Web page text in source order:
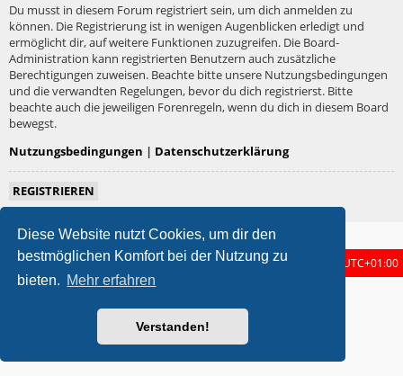
Diese Website nutzt Cookies, um dir den
bestmöglichen Komfort bei der Nutzung zu
bieten. Mehr erfahren
Verstanden!
Du musst in diesem Forum registriert sein, um dich anmelden zu
können. Die Registrierung ist in wenigen Augenblicken erledigt und
ermöglicht dir, auf weitere Funktionen zuzugreifen. Die Board-
Administration kann registrierten Benutzern auch zusätzliche
Berechtigungen zuweisen. Beachte bitte unsere Nutzungsbedingungen
und die verwandten Regelungen, bevor du dich registrierst. Bitte
beachte auch die jeweiligen Forenregeln, wenn du dich in diesem Board
bewegst.
Nutzungsbedingungen | Datenschutzerklärung
REGISTRIEREN
Foren-Übersicht Alle Zeiten sind UTC+01:00
Powered byphpBB® Forum Software © phpBB Limited
Deutsche Übersetzung durch
Datenschutz|Nutzungsbedingungen